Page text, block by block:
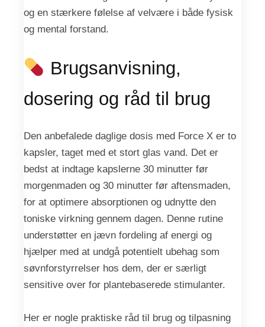
og en stærkere følelse af velvære i både fysisk
og mental forstand.
Brugsanvisning,
dosering og råd til brug
Den anbefalede daglige dosis med Force X er to
kapsler, taget med et stort glas vand. Det er
bedst at indtage kapslerne 30 minutter før
morgenmaden og 30 minutter før aftensmaden,
for at optimere absorptionen og udnytte den
toniske virkning gennem dagen. Denne rutine
understøtter en jævn fordeling af energi og
hjælper med at undgå potentielt ubehag som
søvnforstyrrelser hos dem, der er særligt
sensitive over for plantebaserede stimulanter.
Her er nogle praktiske råd til brug og tilpasning